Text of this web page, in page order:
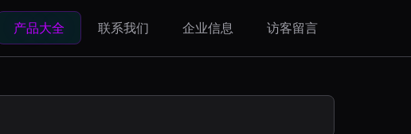
产品大全 联系我们 企业信息 访客留言